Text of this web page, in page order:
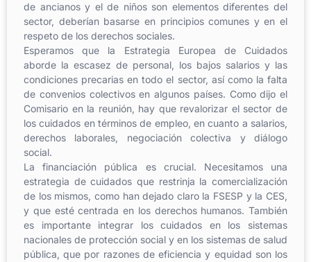
de ancianos y el de niños son elementos diferentes del
sector, deberían basarse en principios comunes y en el
respeto de los derechos sociales.
Esperamos que la Estrategia Europea de Cuidados
aborde la escasez de personal, los bajos salarios y las
condiciones precarias en todo el sector, así como la falta
de convenios colectivos en algunos países. Como dijo el
Comisario en la reunión, hay que revalorizar el sector de
los cuidados en términos de empleo, en cuanto a salarios,
derechos laborales, negociación colectiva y diálogo
social.
La financiación pública es crucial. Necesitamos una
estrategia de cuidados que restrinja la comercialización
de los mismos, como han dejado claro la FSESP y la CES,
y que esté centrada en los derechos humanos. También
es importante integrar los cuidados en los sistemas
nacionales de protección social y en los sistemas de salud
pública, que por razones de eficiencia y equidad son los